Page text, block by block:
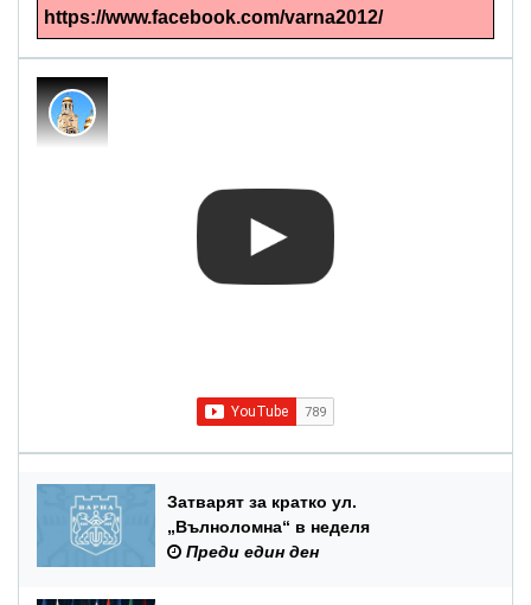
https://www.facebook.com/varna2012/
Затварят за кратко ул.
„Вълноломна“ в неделя
Преди един ден